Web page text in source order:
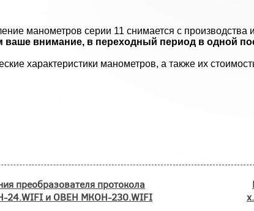
манометров серии 11 снимается с производства
внимание, в переходный период в одной
характеристики манометров, а также их
преобразователя протокола
24.WIFI и ОВЕН МКОН-230.WIFI